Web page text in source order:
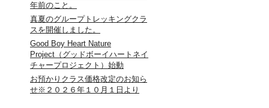
年前のこと。
真夏のグループトレッキングクラ
スを開催しました。
Good Boy Heart Nature
Project（グッドボーイハートネイ
チャープロジェクト）始動
お預かりクラス価格改定のお知ら
せ※２０２６年１０月１日より